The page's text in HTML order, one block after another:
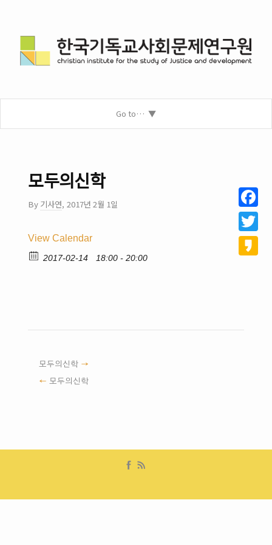
Go to…
모두의신학
By 기사연, 2017년 2월 1일
View Calendar
2017-02-14 18:00 - 20:00
모두의신학
모두의신학
Twitter